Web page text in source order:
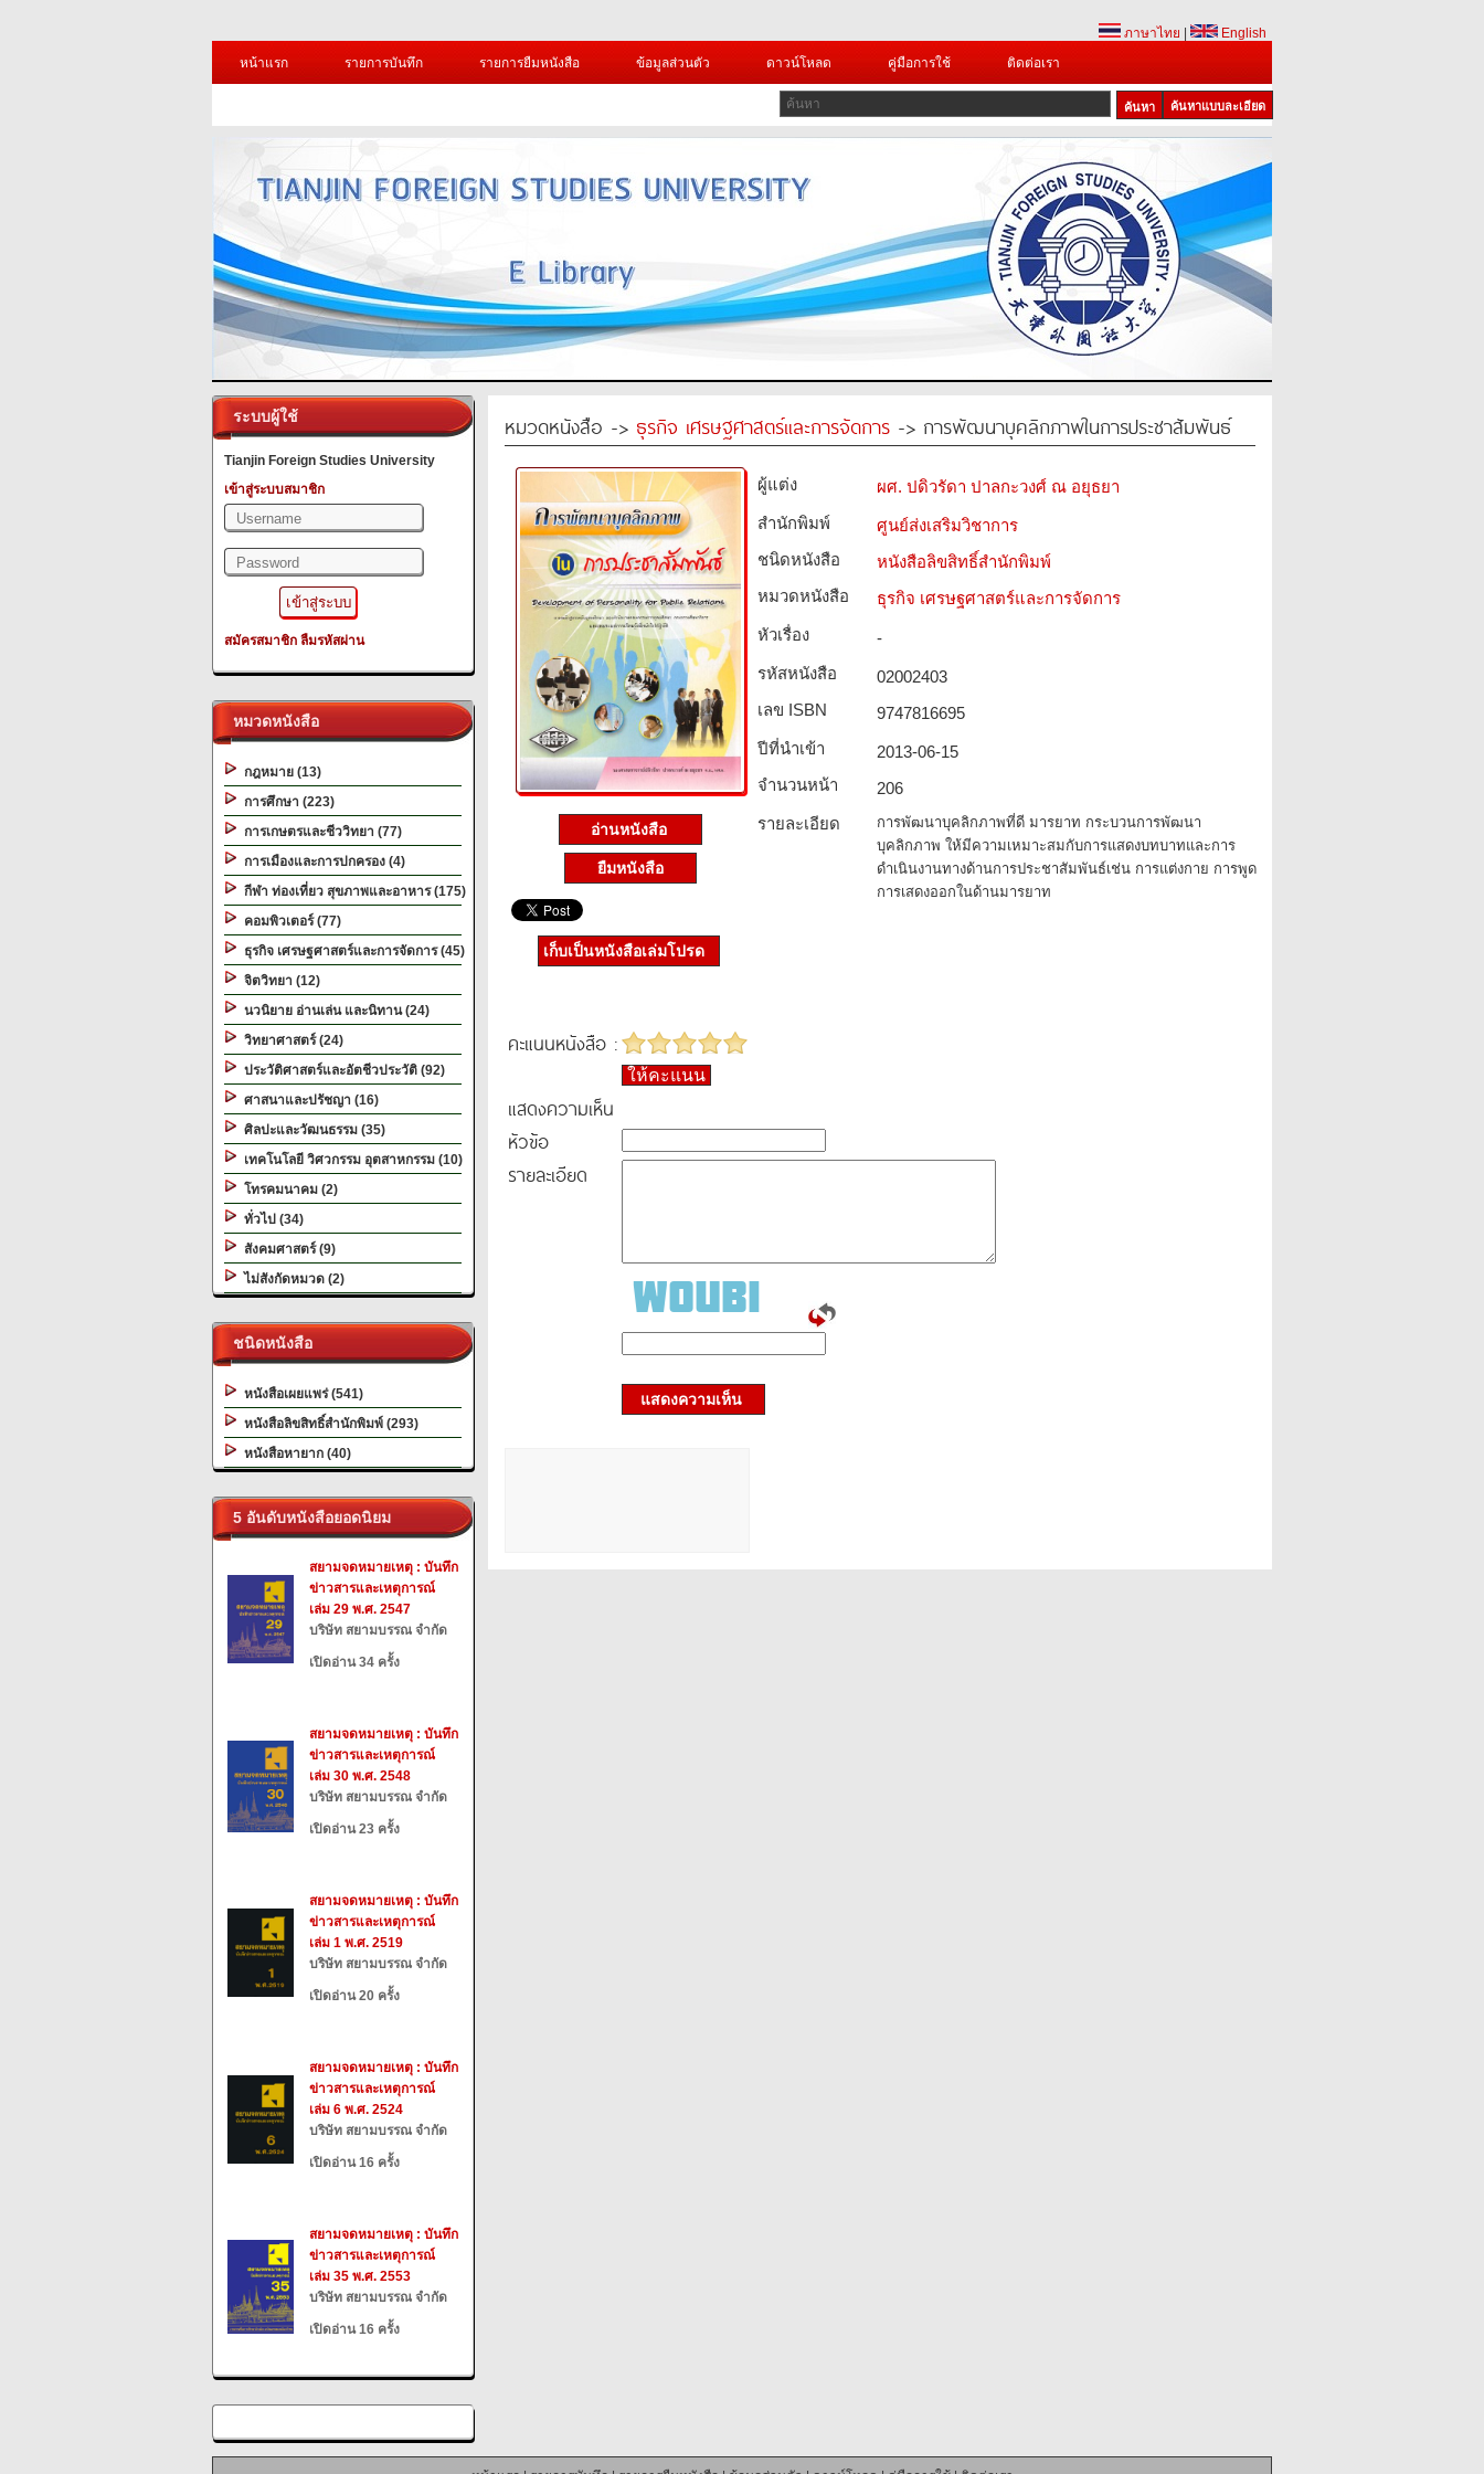
ภาษาไทย
English
หน้าแรก
รายการบันทึก รายการยืมหนังสือ ข้อมูลส่วนตัว ดาวน์โหลด คู่มือการใช้ ติดต่อเรา
ค้นหาแบบละเอียด
ระบบผู้ใช้
Tianjin Foreign Studies University
เข้าสู่ระบบสมาชิก
สมัครสมาชิก ลืมรหัสผ่าน
หมวดหนังสือ
กฎหมาย (13)
การศึกษา (223)
การเกษตรและชีววิทยา (77)
การเมืองและการปกครอง (4)
กีฬา ท่องเที่ยว สุขภาพและอาหาร (175)
คอมพิวเตอร์ (77)
ธุรกิจ เศรษฐศาสตร์และการจัดการ (45)
จิตวิทยา (12)
นวนิยาย อ่านเล่น และนิทาน (24)
วิทยาศาสตร์ (24)
ประวัติศาสตร์และอัตชีวประวัติ (92)
ศาสนาและปรัชญา (16)
ศิลปะและวัฒนธรรม (35)
เทคโนโลยี วิศวกรรม อุตสาหกรรม (10)
โทรคมนาคม (2)
ทั่วไป (34)
สังคมศาสตร์ (9)
ไม่สังกัดหมวด (2)
ชนิดหนังสือ
หนังสือเผยแพร่ (541)
หนังสือลิขสิทธิ์สำนักพิมพ์ (293)
หนังสือหายาก (40)
5 อันดับหนังสือยอดนิยม
สยามจดหมายเหตุ : บันทึก
ข่าวสารและเหตุการณ์
เล่ม 29 พ.ศ. 2547
บริษัท สยามบรรณ จำกัด
เปิดอ่าน 34 ครั้ง
สยามจดหมายเหตุ : บันทึก
ข่าวสารและเหตุการณ์
เล่ม 30 พ.ศ. 2548
บริษัท สยามบรรณ จำกัด
เปิดอ่าน 23 ครั้ง
สยามจดหมายเหตุ : บันทึก
ข่าวสารและเหตุการณ์
เล่ม 1 พ.ศ. 2519
บริษัท สยามบรรณ จำกัด
เปิดอ่าน 20 ครั้ง
สยามจดหมายเหตุ : บันทึก
ข่าวสารและเหตุการณ์
เล่ม 6 พ.ศ. 2524
บริษัท สยามบรรณ จำกัด
เปิดอ่าน 16 ครั้ง
สยามจดหมายเหตุ : บันทึก
ข่าวสารและเหตุการณ์
เล่ม 35 พ.ศ. 2553
บริษัท สยามบรรณ จำกัด
เปิดอ่าน 16 ครั้ง
หมวดหนังสือ -> ธุรกิจ เศรษฐศาสตร์และการจัดการ -> การพัฒนาบุคลิกภาพในการประชาสัมพันธ์
อ่านหนังสือ
ยืมหนังสือ
ผู้แต่ง
ผศ. ปดิวรัดา ปาลกะวงศ์ ณ อยุธยา
สำนักพิมพ์
ศูนย์ส่งเสริมวิชาการ
ชนิดหนังสือ­
หนังสือลิขสิทธิ์สำนักพิมพ์
หมวดหนังสือ­
ธุรกิจ เศรษฐศาสตร์และการจัดการ
หัวเรื่อง
-
รหัสหนังสือ­
02002403
เลข ISBN
9747816695
ปีที่นำเข้า
2013-06-15
จำนวนหน้า
206
รายละเอียด
การพัฒนาบุคลิกภาพที่ดี มารยาท กระบวนการพัฒนา
บุคลิกภาพ ให้มีความเหมาะสมกับการแสดงบทบาทและการ
ดำเนินงานทางด้านการประชาสัมพันธ์เช่น การแต่งกาย การพูด
การเสดงออกในด้านมารยาท
เก็บเป็นหนังสือเล่มโปรด
คะแนนหนังสือ :
ให้คะแนน
แสดงความเห็น
หัวข้อ
รายละเอียด
แสดงความเห็น